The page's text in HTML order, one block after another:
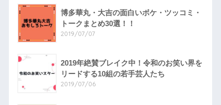
博多華丸・大吉の面白いボケ・ツッコミ・
トークまとめ30選！！
2019/07/07
2019年絶賛ブレイク中！令和のお笑い界を
リードする10組の若手芸人たち
2019/07/06